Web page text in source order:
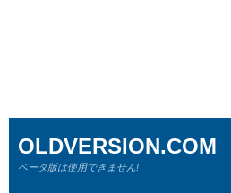
OLDVERSION.COM
ベータ版は使用できません!